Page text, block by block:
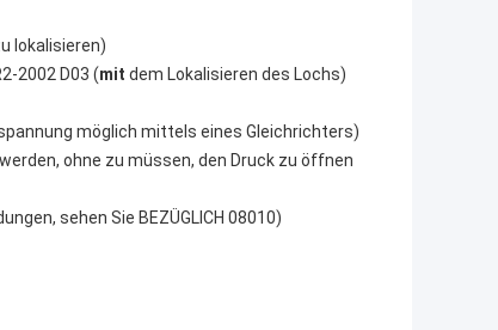
lokalisieren)
2002 D03 (mit dem Lokalisieren des Lochs)
möglich mittels eines Gleichrichters)
ohne zu müssen, den Druck zu öffnen
sehen Sie BEZÜGLICH 08010)